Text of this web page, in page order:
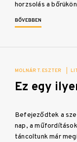
horzsolás a
BŐVEBBEN
MOLNÁR T. ESZTER
Ez egy
Befejeződtek a
nap, a
táncoltunk már